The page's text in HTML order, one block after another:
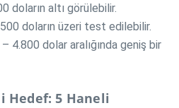
doların altı görülebilir.
doların üzeri test edilebilir.
4.800 dolar aralığında geniş bir
Hedef: 5 Haneli